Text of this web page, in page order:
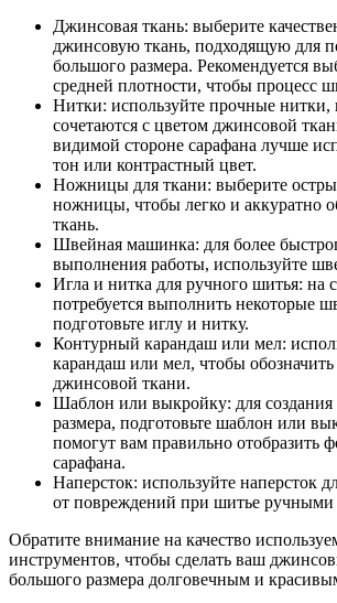
Джинсовая ткань: выберите
джинсовую ткань, подходящую для
большого размера. Рекомендуется
средней плотности, чтобы процесс
Нитки: используйте прочные нитки,
сочетаются с цветом джинсовой
видимой стороне сарафана лучше
тон или контрастный цвет.
Ножницы для ткани: выберите
ножницы, чтобы легко и аккуратно
ткань.
Швейная машинка: для более
выполнения работы, используйте
Игла и нитка для ручного шитья: на
потребуется выполнить некоторые
подготовьте иглу и нитку.
Контурный карандаш или мел:
карандаш или мел, чтобы
джинсовой ткани.
Шаблон или выкройку: для создания
размера, подготовьте шаблон или
помогут вам правильно отобразить
сарафана.
Наперсток: используйте наперсток
от повреждений при шитье
Обратите внимание на качество
инструментов, чтобы сделать ваш
большого размера долговечным и